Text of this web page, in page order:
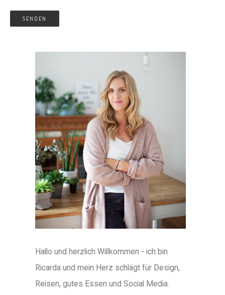
Hallo und herzlich Willkommen - ich bin
Ricarda und mein Herz schlägt für Design,
Reisen, gutes Essen und Social Media.